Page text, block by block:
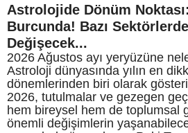
Astrolojide Dönüm
Burcunda! Bazı
Değişecek...
2026 Ağustos ayı yeryüzüne
Astroloji dünyasında yılın en
dönemlerinden biri olarak
2026, tutulmalar ve gezegen
hem bireysel hem de toplumsal
önemli değişimlerin